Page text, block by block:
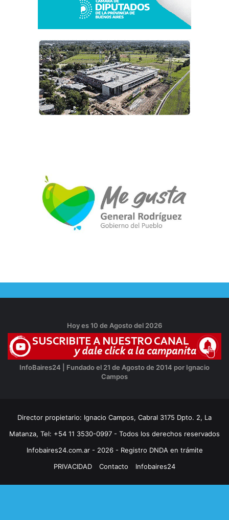
Hoy es 10 de Agosto del 2026
InfoBaires24 | Fundado el 21 de Agosto de 2014 por Ignacio
Campos
Director propietario: Ignacio Campos, Cabral 3175 Dpto. 2, La
Matanza, Tel: +54 11 3530-0997 - Todos los derechos reservados
Infobaires24.com.ar - 2026 - Registro DNDA en trámite
PRIVACIDAD
Contacto Infobaires24